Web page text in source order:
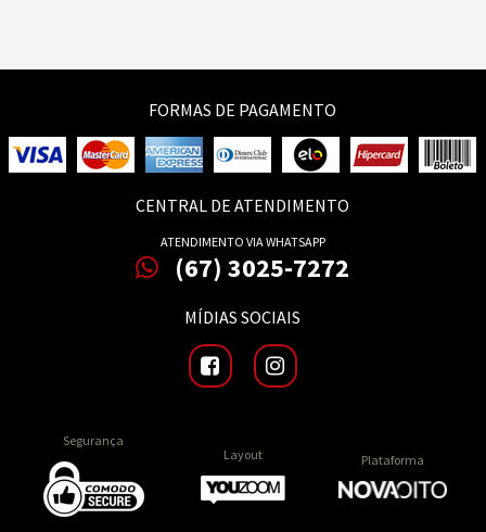
FORMAS DE PAGAMENTO
CENTRAL DE ATENDIMENTO
ATENDIMENTO VIA WHATSAPP
(67) 3025-7272
MÍDIAS SOCIAIS
Segurança
Layout
Plataforma